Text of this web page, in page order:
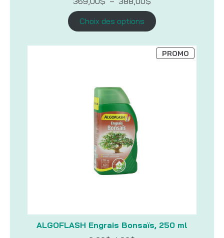
prix :
369,00$
à
Choix des options
ALGOFLASH Engrais Bonsaïs, 250 ml
PROMOPRODUIT
EN